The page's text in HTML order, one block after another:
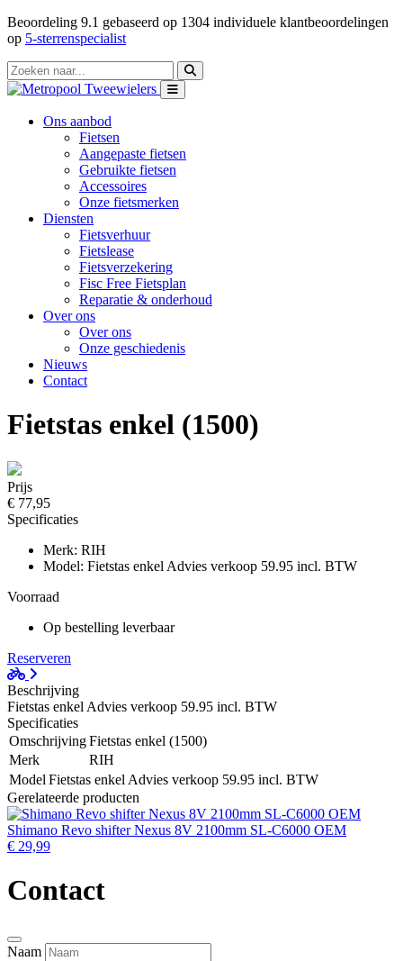
Beoordeling 9.1 gebaseerd op 1304 individuele klantbeoordelingen
op 5-sterrenspecialist
Ons aanbod
Fietsen
Aangepaste fietsen
Gebruikte fietsen
Accessoires
Onze fietsmerken
Diensten
Fietsverhuur
Fietslease
Fietsverzekering
Fisc Free Fietsplan
Reparatie & onderhoud
Over ons
Over ons
Onze geschiedenis
Nieuws
Contact
Fietstas enkel (1500)
Prijs
€ 77,95
Specificaties
Merk: RIH
Model: Fietstas enkel Advies verkoop 59.95 incl. BTW
Voorraad
Op bestelling leverbaar
Reserveren
Beschrijving
Fietstas enkel Advies verkoop 59.95 incl. BTW
Specificaties
OmschrijvingFietstas enkel (1500)
Merk
RIH
Model Fietstas enkel Advies verkoop 59.95 incl. BTW
Gerelateerde producten
Shimano Revo shifter Nexus 8V 2100mm SL-C6000 OEM
€ 29,99
Contact
Naam